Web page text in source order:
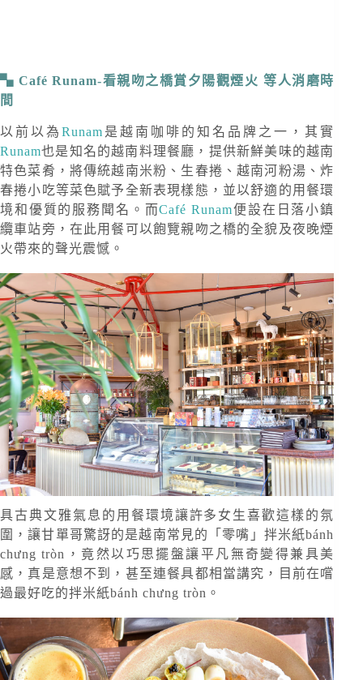
Café Runam-看親吻之橋賞夕陽觀煙火 等人消磨時
間
以前以為Runam 是越南咖啡的知名品牌之一，其實
Runam也是知名的越南料理餐廳，提供新鮮美味的越南
特色菜肴，將傳統越南米粉、生春捲、越南河粉湯、炸
春捲小吃等菜色賦予全新表現樣態，並以舒適的用餐環
境和優質的服務聞名。而Café Runam便設在日落小鎮
纜車站旁，在此用餐可以飽覽親吻之橋的全貌及夜晚煙
火帶來的聲光震憾。
具古典文雅氣息的用餐環境讓許多女生喜歡這樣的氛
圍，讓甘單哥驚訝的是越南常見的「零嘴」拌米紙bánh
chưng tròn，竟然以巧思擺盤讓平凡無奇變得兼具美
感，真是意想不到，甚至連餐具都相當講究，目前在嚐
過最好吃的拌米紙bánh chưng tròn。